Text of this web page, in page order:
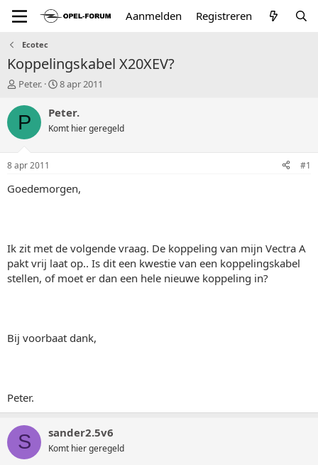
Aanmelden Registreren
Ecotec
Koppelingskabel X20XEV?
T
p
a
r
Peter.
S
a
t
u
m
8 apr 2011
P Peter.
Komt hier geregeld
8 apr 2011 #1
Goedemorgen,
Ik zit met de volgende vraag. De koppeling van mijn Vectra A
pakt vrij laat op.. Is dit een kwestie van een koppelingskabel
stellen, of moet er dan een hele nieuwe koppeling in?
Bij voorbaat dank,
Peter.
S sander2.5v6
Komt hier geregeld